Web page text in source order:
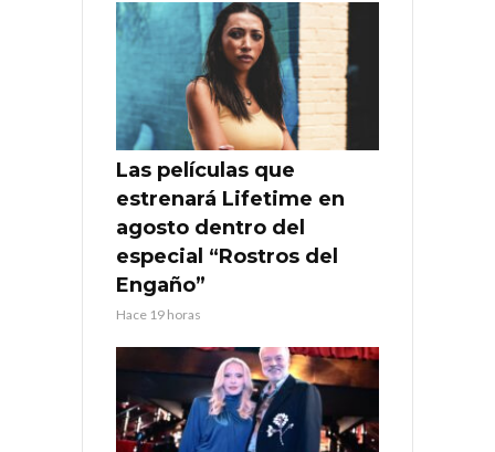
Las películas que
estrenará Lifetime en
agosto dentro del
especial “Rostros del
Engaño”
Hace 19 horas